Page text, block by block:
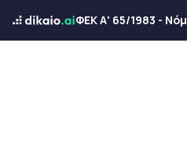
ΦΕΚ Α' 65/1983 -